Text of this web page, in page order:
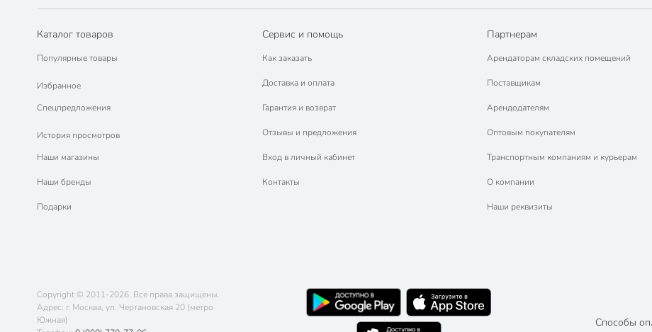
Каталог товаров
Популярные товары
Избранное
Спецпредложения
История просмотров
Наши магазины
Наши бренды
Подарки
Сервис и помощь
Как заказать
Доставка и оплата
Гарантия и возврат
Отзывы и предложения
Вход в личный кабинет
Контакты
Партнерам
Арендаторам складских помещений
Поставщикам
Арендодателям
Оптовым покупателям
Транспортным компаниям и курьерам
О компании
Наши реквизиты
Copyright © 2011-2026. Все права защищены.
Адрес: г. Москва, ул. Чертановская 20 (метро
Южная)
Способы